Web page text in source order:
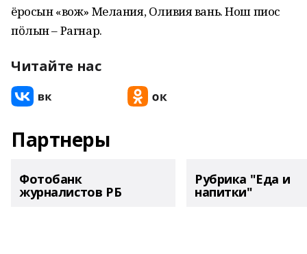
ёросын «вож» Мелания, Оливия вань. Нош пиос
пӧлын – Рагнар.
Читайте нас
Партнеры
Фотобанк
журналистов РБ
Рубрика "Еда и
напитки"